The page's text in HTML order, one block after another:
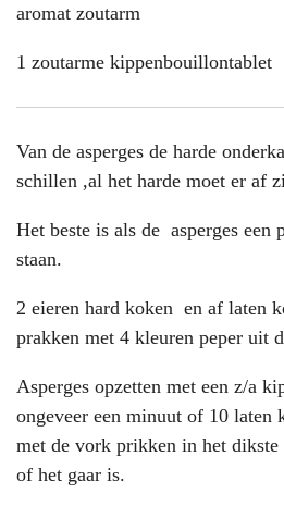
aromat zoutarm
1 zoutarme kippenbouillontablet
Van de asperges de harde
schillen ,al het harde moet er af
Het beste is als de asperges een
staan.
2 eieren hard koken en af laten
prakken met 4 kleuren peper uit
Asperges opzetten met een z/a
ongeveer een minuut of 10 laten
met de vork prikken in het dikste
of het gaar is.